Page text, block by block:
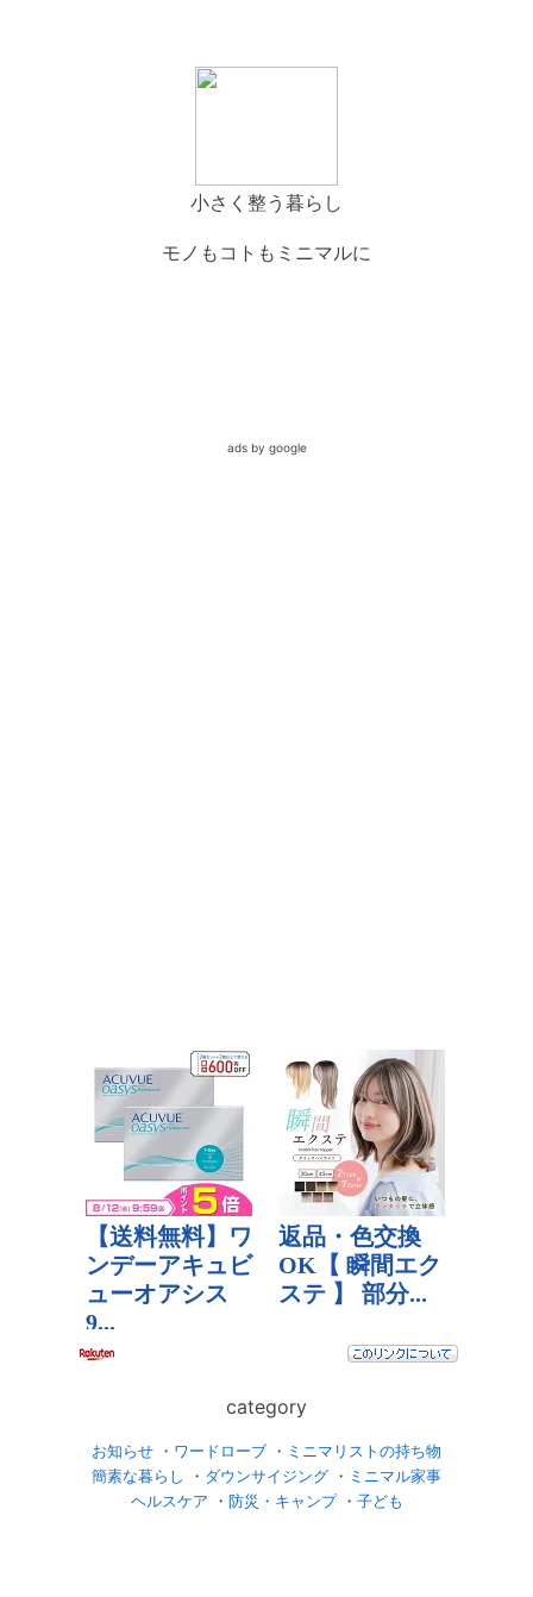
小さく整う暮らし
モノもコトもミニマルに
ads by google
category
お知らせ ・ ワードローブ ・ ミニマリストの持ち物
簡素な暮らし
・ ダウンサイジング ・ ミニマル家事
ヘルスケア ・ 防災・キャンプ・ 子ども